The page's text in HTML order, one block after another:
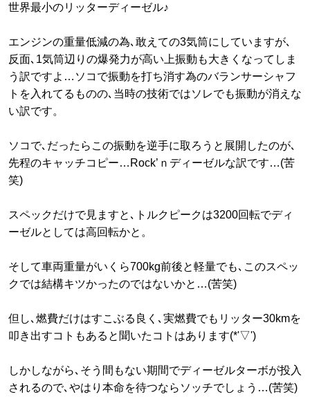
世界最小のリッターディーゼル♪
エンジンの重量低減の為､敢えての3気筒にしていますが､
反面､1気筒辺りの爆発力が高い上振動も大きくなってしま
う訳ですよ…ソコで振動を打ち消す為のバランサーシャフ
トを入れてるものの､当時の技術ではソレでも振動が消えな
い訳です。
ソコで､だったらこの振動を逆手に取ろうと展開したのが､
先程のキャッチコピー…Rock’ｎディーゼルな訳です…(苦
笑)
スペックだけで見ますと､トルクピークは3200回転でディ
ーゼルとしては高回転かと。
そして車両重量がいくら700kg前後と軽量でも､このスペッ
クでは結構キツかったのではないかと…(苦笑)
但し､燃費だけはすこぶる良く､実燃費でもリッター30kmを
叩き出すコトもあると聞いたコトはあります(*'▽')
しかしながら､そう間もない期間でディーゼルターボが投入
されるので､やはり本命を待つならソッチでしょう…(苦笑)